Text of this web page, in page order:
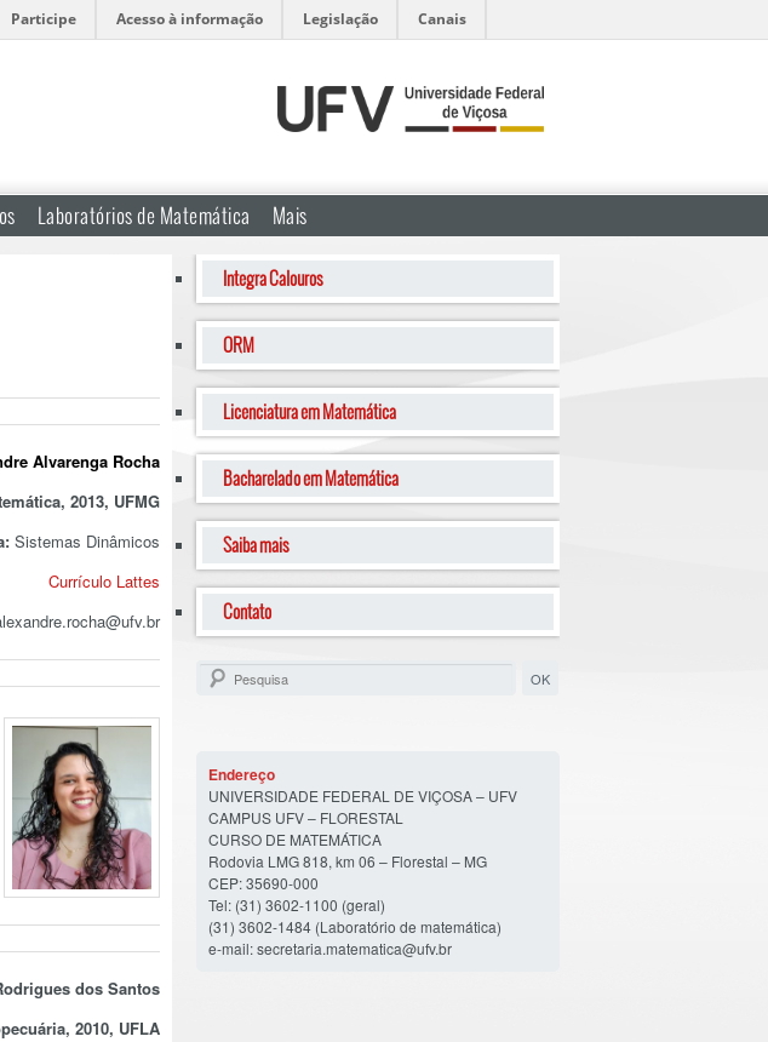
Participe Acesso à informação Legislação Canais
Laboratórios de Matemática Mais
Alvarenga Rocha
2013, UFMG
Sistemas Dinâmicos
Currículo Lattes
dos Santos
2010, UFLA
Integra Calouros
ORM
Licenciatura em Matemática
Bacharelado em Matemática
Saiba mais
Contato
Endereço
UNIVERSIDADE FEDERAL DE VIÇOSA – UFV
CAMPUS UFV – FLORESTAL
CURSO DE MATEMÁTICA
Rodovia LMG 818, km 06 – Florestal – MG
CEP: 35690-000
Tel: (31) 3602-1100 (geral)
(31) 3602-1484 (Laboratório de matemática)
e-mail: secretaria.matematica@ufv.br